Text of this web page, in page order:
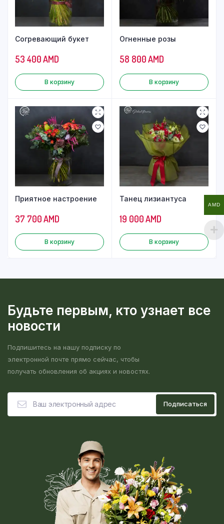
Согревающий букет
53 400AMD
В корзину
Огненные розы
58 800AMD
В корзину
Приятное настроение
37 700AMD
В корзину
Танец лизиантуса
19 000AMD
В корзину
Будьте первым, кто узнает все
новости
Подпишитесь на нашу подписку по
электронной почте прямо сейчас, чтобы
получать обновления об акциях и новостях.
AMD